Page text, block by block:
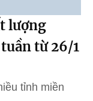
lượng
từ 26/1
tỉnh miền